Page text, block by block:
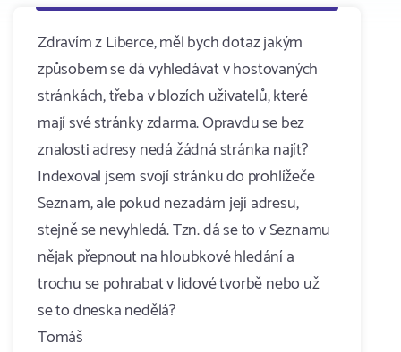
Zdravím z Liberce, měl bych dotaz jakým
způsobem se dá vyhledávat v hostovaných
stránkách, třeba v blozích uživatelů, které
mají své stránky zdarma. Opravdu se bez
znalosti adresy nedá žádná stránka najít?
Indexoval jsem svojí stránku do prohlížeče
Seznam, ale pokud nezadám její adresu,
stejně se nevyhledá. Tzn. dá se to v Seznamu
nějak přepnout na hloubkové hledání a
trochu se pohrabat v lidové tvorbě nebo už
se to dneska nedělá?
Tomáš